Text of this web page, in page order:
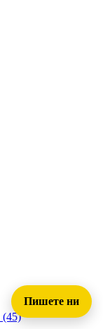
(45)
Пишете ни